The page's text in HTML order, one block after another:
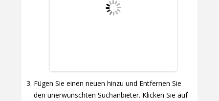
Fügen Sie einen neuen hinzu und Entfernen Sie
den unerwünschten Suchanbieter. Klicken Sie auf